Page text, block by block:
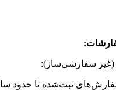
ثبت‌شده تا حدود